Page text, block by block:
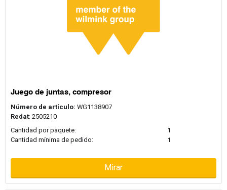
Juego de juntas, compresor
Número de artículo: WG1138907
Redat: 2505210
Cantidad por paquete:
1
Cantidad mínima de pedido:
1
Mirar